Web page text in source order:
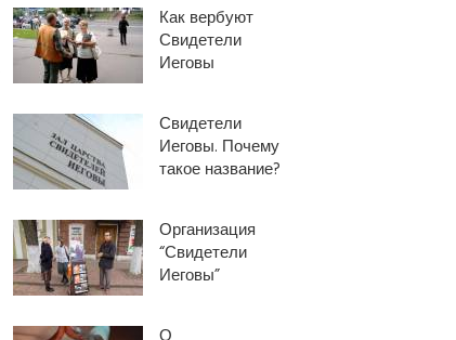
Как вербуют
Свидетели
Иеговы
Свидетели
Иеговы. Почему
такое название?
Организация
“Свидетели
Иеговы”